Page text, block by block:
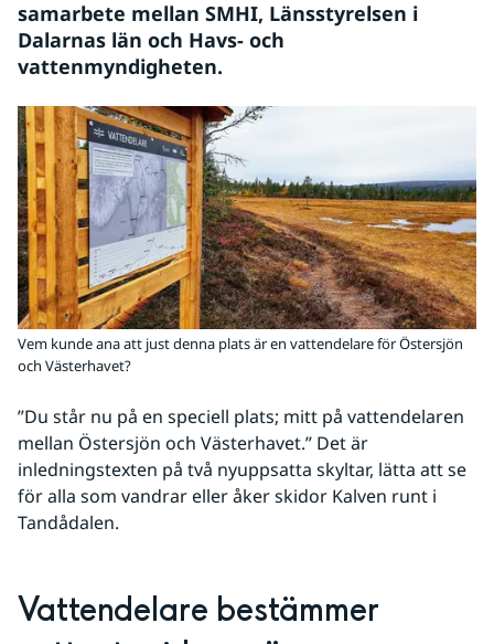
samarbete mellan SMHI, Länsstyrelsen i
Dalarnas län och Havs- och
vattenmyndigheten.
Vem kunde ana att just denna plats är en vattendelare för Östersjön
och Västerhavet?
”Du står nu på en speciell plats; mitt på vattendelaren
mellan Östersjön och Västerhavet.” Det är
inledningstexten på två nyuppsatta skyltar, lätta att se
för alla som vandrar eller åker skidor Kalven runt i
Tandådalen.
Vattendelare bestämmer